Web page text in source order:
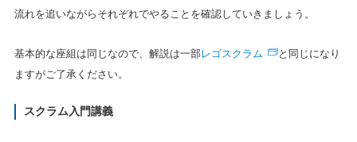
流れを追いながらそれぞれでやることを確認していきましょう。
基本的な座組は同じなので、解説は一部レゴスクラム
と同じになり
ますがご了承ください。
スクラム入門講義